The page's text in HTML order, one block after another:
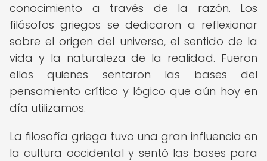
conocimiento a través de la razón. Los
filósofos griegos se dedicaron a reflexionar
sobre el origen del universo, el sentido de la
vida y la naturaleza de la realidad. Fueron
ellos quienes sentaron las bases del
pensamiento crítico y lógico que aún hoy en
día utilizamos.
La filosofía griega tuvo una gran influencia en
la cultura occidental y sentó las bases para